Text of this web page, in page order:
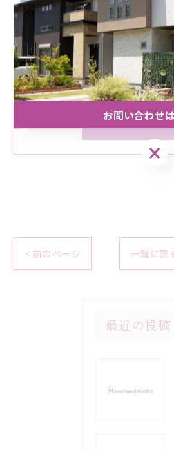
Hoverland株
〒651-
兵庫県神戸市西区学園
078-
お問い合わせ
< 前のページ 一覧に戻
最近の投稿
お問い合わせ
お問い合わせ